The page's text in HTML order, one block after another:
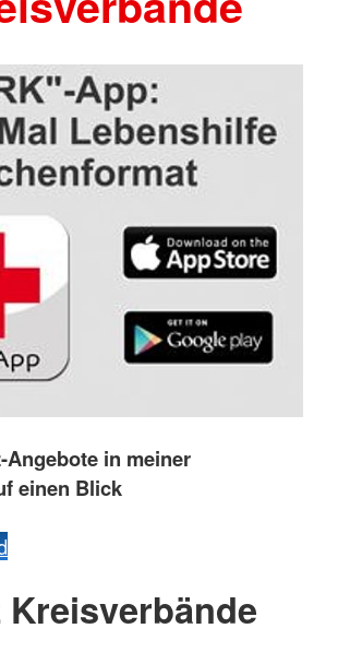
Angebote in meiner
einen Blick